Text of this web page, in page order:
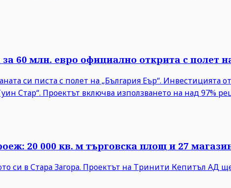
60 млн. евро официално открита с полет
си писта с полет на „България Еър“. Инвестицията
Стар“. Проектът включва използването на над 97%
20 000 кв. м търговска площ и 27
си в Стара Загора. Проектът на Тринити Кепитъл АД